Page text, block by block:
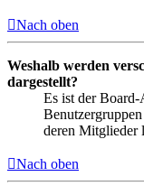
Nach oben
Weshalb werden
dargestellt?
Es ist der
deren Mitglieder
Nach oben